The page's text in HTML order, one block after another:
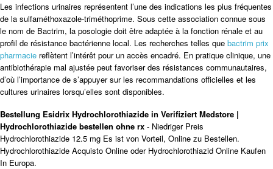
Les infections urinaires représentent l’une des indications les plus fréquentes
de la sulfaméthoxazole-triméthoprime. Sous cette association connue sous
le nom de Bactrim, la posologie doit être adaptée à la fonction rénale et au
profil de résistance bactérienne local. Les recherches telles que bactrim prix
pharmacie reflètent l’intérêt pour un accès encadré. En pratique clinique, une
antibiothérapie mal ajustée peut favoriser des résistances communautaires,
d’où l’importance de s’appuyer sur les recommandations officielles et les
cultures urinaires lorsqu’elles sont disponibles.
Bestellung Esidrix Hydrochlorothiazide in Verifiziert Medstore |
Hydrochlorothiazide bestellen ohne rx - Niedriger Preis
Hydrochlorothiazide 12.5 mg Es ist von Vorteil, Online zu Bestellen.
Hydrochlorothiazide Acquisto Online oder Hydrochlorothiazid Online Kaufen
In Europa.